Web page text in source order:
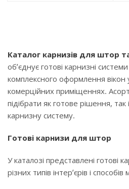
Каталог карнизів для штор
об’єднує готові карнизні
комплексного оформлення вікон
комерційних приміщеннях.
підібрати як готове рішення, так
карнизну систему.
Готові карнизи для штор
У каталозі представлені готові
різних типів інтер’єрів і